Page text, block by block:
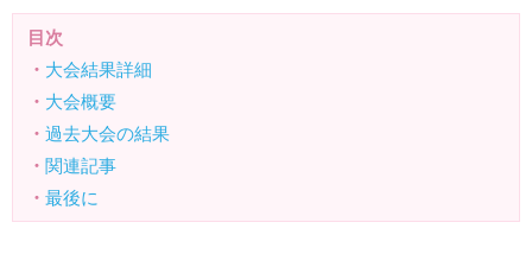
目次
・ 大会結果詳細
・ 大会概要
・ 過去大会の結果
・ 関連記事
・ 最後に